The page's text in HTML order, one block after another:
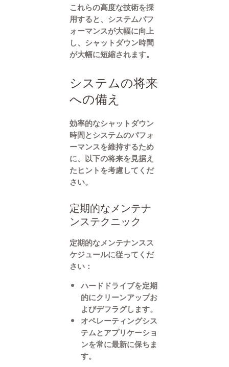
これらの高度な技術を採
用すると、システムパフ
ォーマンスが大幅に向上
し、シャットダウン時間
が大幅に短縮されます。
システムの将来
への備え
効率的なシャットダウン
時間とシステムのパフォ
ーマンスを維持するため
に、以下の将来を見据え
たヒントを考慮してくだ
さい。
定期的なメンテナ
ンステクニック
定期的なメンテナンスス
ケジュールに従ってくだ
さい：
ハードドライブを定期
的にクリーンアップお
よびデフラグします。
オペレーティングシス
テムとアプリケーショ
ンを常に最新に保ちま
す。